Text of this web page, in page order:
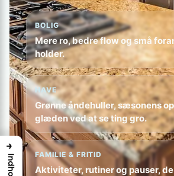
BOLIG
Mere ro, bedre flow og små
holder.
HAVE
Grønne åndehuller, sæsonens
glæden ved at se ting gro.
FAMILIE & FRITID
Aktiviteter, rutiner og pauser,
→
Indhold